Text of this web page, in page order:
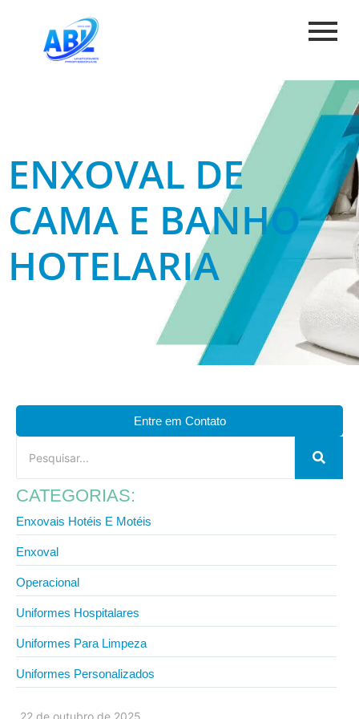
ENXOVAL DE
CAMA E BANHO
HOTELARIA
22 de outubro de 2025
Entre em Contato
CATEGORIAS:
Enxovais Hotéis E Motéis
Enxoval
Operacional
Uniformes Hospitalares
Uniformes Para Limpeza
Uniformes Personalizados